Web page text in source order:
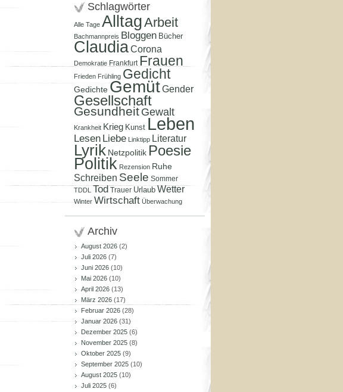
Schlagwörter
Alle Tage AlltagArbeit
Bachmannpreis Bloggen Bücher
ClaudiaCorona
Demokratie Frankfurt Frauen
Frieden Frühling Gedicht
Gedichte GemütGender
Gesellschaft
Gesundheit Gewalt
Krankheit Krieg Kunst Leben
Lesen Liebe Linktipp Literatur
Lyrik Netzpolitik Poesie
Politik Rezension Ruhe
Schreiben Seele Sommer
TDDL Tod Trauer Urlaub Wetter
Winter Wirtschaft Überwachung
Archiv
August 2026 (2)
Juli 2026 (7)
Juni 2026 (10)
Mai 2026 (10)
April 2026 (13)
März 2026 (17)
Februar 2026 (28)
Januar 2026 (31)
Dezember 2025 (6)
November 2025 (8)
Oktober 2025 (9)
September 2025 (10)
August 2025 (10)
Juli 2025 (6)